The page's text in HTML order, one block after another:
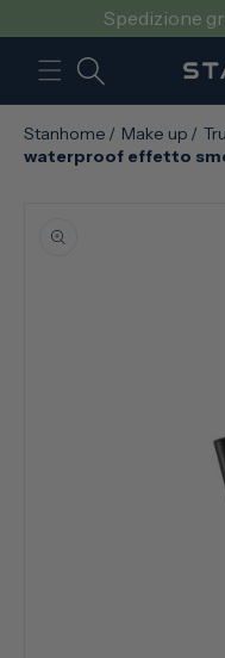
DIRETTAMENTESpedizione
Stanhome / Make up /
waterproof effetto